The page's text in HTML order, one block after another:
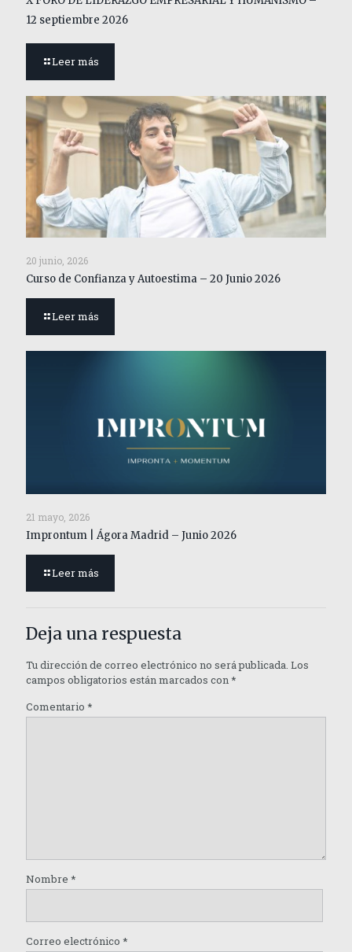
12 septiembre 2026
Leer más
20 junio, 2026
Curso de Confianza y Autoestima – 20 Junio 2026
Leer más
21 mayo, 2026
Improntum | Ágora Madrid – Junio 2026
Leer más
Deja una respuesta
Tu dirección de correo electrónico no será publicada. Los
campos obligatorios están marcados con*
Comentario *
Nombre *
Correo electrónico *